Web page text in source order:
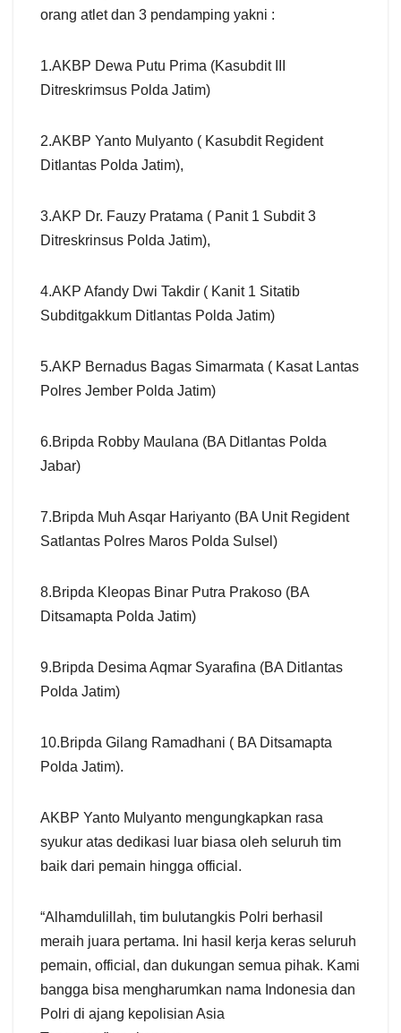
orang atlet dan 3 pendamping yakni :
1.AKBP Dewa Putu Prima (Kasubdit III
Ditreskrimsus Polda Jatim)
2.AKBP Yanto Mulyanto ( Kasubdit Regident
Ditlantas Polda Jatim),
3.AKP Dr. Fauzy Pratama ( Panit 1 Subdit 3
Ditreskrinsus Polda Jatim),
4.AKP Afandy Dwi Takdir ( Kanit 1 Sitatib
Subditgakkum Ditlantas Polda Jatim)
5.AKP Bernadus Bagas Simarmata ( Kasat Lantas
Polres Jember Polda Jatim)
6.Bripda Robby Maulana (BA Ditlantas Polda
Jabar)
7.Bripda Muh Asqar Hariyanto (BA Unit Regident
Satlantas Polres Maros Polda Sulsel)
8.Bripda Kleopas Binar Putra Prakoso (BA
Ditsamapta Polda Jatim)
9.Bripda Desima Aqmar Syarafina (BA Ditlantas
Polda Jatim)
10.Bripda Gilang Ramadhani ( BA Ditsamapta
Polda Jatim).
AKBP Yanto Mulyanto mengungkapkan rasa
syukur atas dedikasi luar biasa oleh seluruh tim
baik dari pemain hingga official.
“Alhamdulillah, tim bulutangkis Polri berhasil
meraih juara pertama. Ini hasil kerja keras seluruh
pemain, official, dan dukungan semua pihak. Kami
bangga bisa mengharumkan nama Indonesia dan
Polri di ajang kepolisian Asia